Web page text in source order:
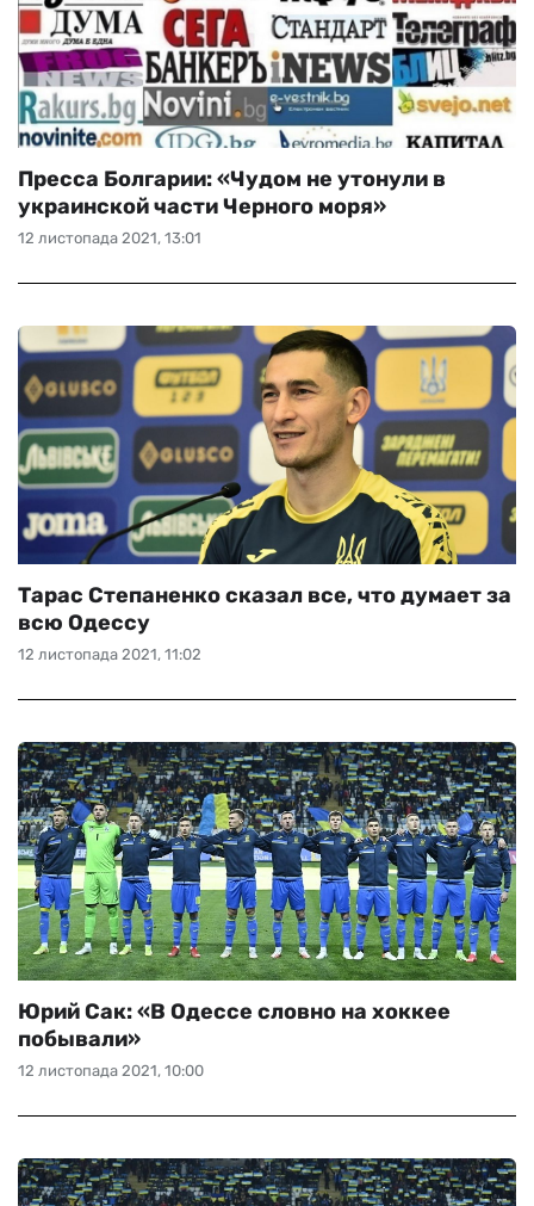
12 листопада 2021, 13:01
Пресса Болгарии: «Чудом не утонули в
украинской части Черного моря»
12 листопада 2021, 11:02
Тарас Степаненко сказал все, что думает за
всю Одессу
12 листопада 2021, 10:00
Юрий Сак: «В Одессе словно на хоккее
побывали»